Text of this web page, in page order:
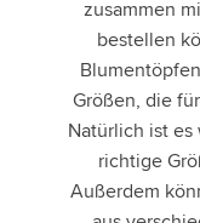
zusammen
bestellen
Größen, die
Natürlich ist
richtige
Außerdem